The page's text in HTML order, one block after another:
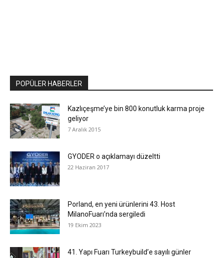
POPÜLER HABERLER
Kazlıçeşme’ye bin 800 konutluk karma proje
geliyor
7 Aralık 2015
GYODER o açıklamayı düzeltti
22 Haziran 2017
Porland, en yeni ürünlerini 43. Host
MilanoFuarı’nda sergiledi
19 Ekim 2023
41. Yapı Fuarı Turkeybuild’e sayılı günler